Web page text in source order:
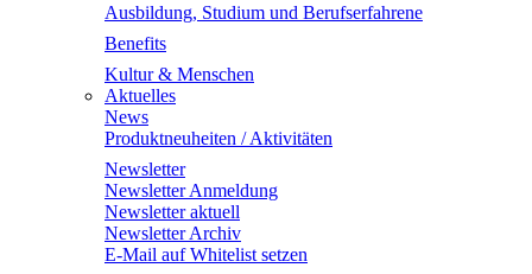
Ausbildung, Studium und Berufserfahrene
Benefits
Kultur & Menschen
Aktuelles
News
Produktneuheiten / Aktivitäten
Newsletter
Newsletter Anmeldung
Newsletter aktuell
Newsletter Archiv
E-Mail auf Whitelist setzen